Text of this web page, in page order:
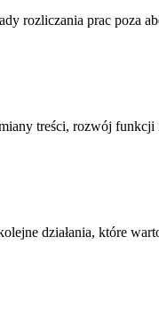
rozliczania prac poza
treści, rozwój
działania, które